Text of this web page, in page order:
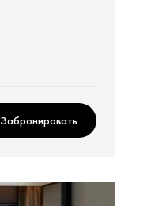
Забронировать